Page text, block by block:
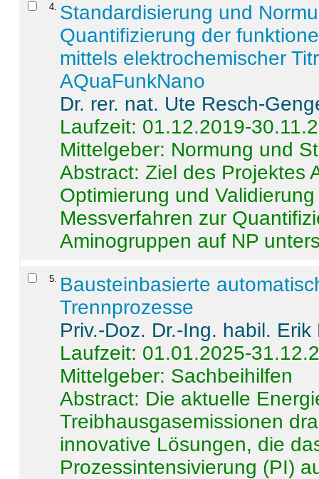
4 Standardisierung und
Quantifizierung der
mittels elektrochemischer
AQuaFunkNano
Dr. rer. nat. Ute Resch-
Laufzeit: 01.12.2019-
Mittelgeber: Normung und
Abstract:Ziel des Projektes
Optimierung und
Messverfahren zur
Aminogruppen auf NP
5
Bausteinbasierte
Trennprozesse
Priv.-Doz. Dr.-Ing. habil. Erik
Laufzeit: 01.01.2025-
Mittelgeber: Sachbeihilfen
Abstract: Die aktuelle
Treibhausgasemissionen
innovative Lösungen, die
Prozessintensivierung (PI)